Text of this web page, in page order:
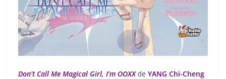
Don’t Call Me Magical Girl, I’m OOXXde YANG Chi-Cheng